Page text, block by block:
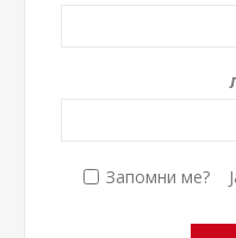
Запомни ме?